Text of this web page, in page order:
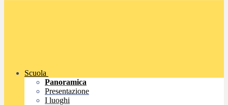
Scuola
Panoramica
Presentazione
I luoghi